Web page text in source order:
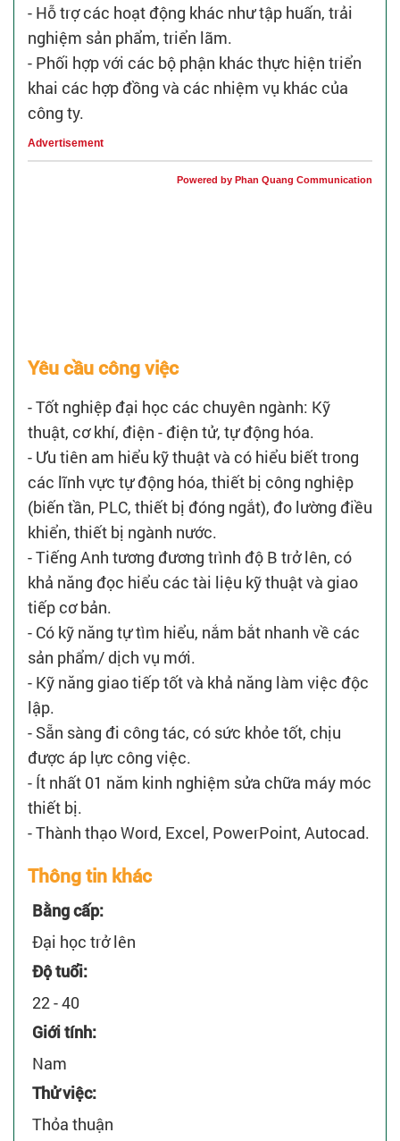
- Hỗ trợ các hoạt động khác như tập huấn, trải
nghiệm sản phẩm, triển lãm.
- Phối hợp với các bộ phận khác thực hiện triển
khai các hợp đồng và các nhiệm vụ khác của
công ty.
Advertisement
Powered by Phan Quang Communication
Yêu cầu công việc
- Tốt nghiệp đại học các chuyên ngành: Kỹ
thuật, cơ khí, điện - điện tử, tự động hóa.
- Ưu tiên am hiểu kỹ thuật và có hiểu biết trong
các lĩnh vực tự động hóa, thiết bị công nghiệp
(biến tần, PLC, thiết bị đóng ngắt), đo lường điều
khiển, thiết bị ngành nước.
- Tiếng Anh tương đương trình độ B trở lên, có
khả năng đọc hiểu các tài liệu kỹ thuật và giao
tiếp cơ bản.
- Có kỹ năng tự tìm hiểu, nắm bắt nhanh về các
sản phẩm/ dịch vụ mới.
- Kỹ năng giao tiếp tốt và khả năng làm việc độc
lập.
- Sẵn sàng đi công tác, có sức khỏe tốt, chịu
được áp lực công việc.
- Ít nhất 01 năm kinh nghiệm sửa chữa máy móc
thiết bị.
- Thành thạo Word, Excel, PowerPoint, Autocad.
Thông tin khác
Bằng cấp:
Đại học trở lên
Độ tuổi:
22 - 40
Giới tính:
Nam
Thử việc:
Thỏa thuận